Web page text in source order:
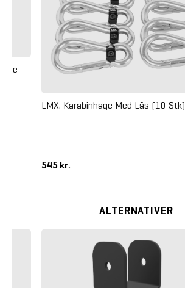
LMX. Karabinhage Med Lås (10 Stk)
545 kr.
ALTERNATIVER